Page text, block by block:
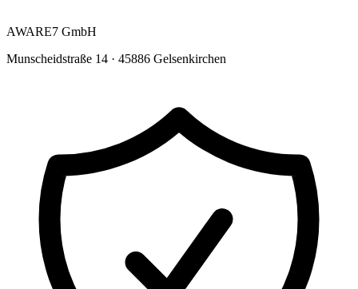
AWARE7 GmbH
Munscheidstraße 14 · 45886 Gelsenkirchen